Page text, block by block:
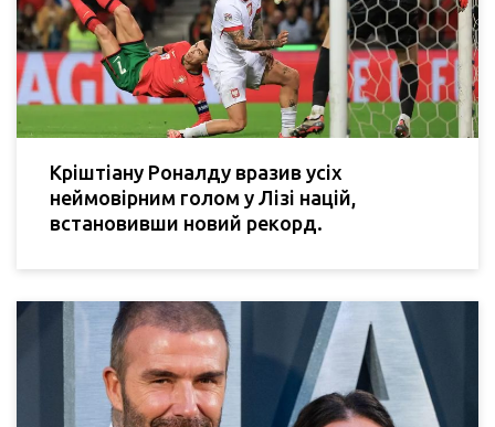
Кріштіану Роналду вразив усіх
неймовірним голом у Лізі націй,
встановивши новий рекорд.